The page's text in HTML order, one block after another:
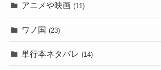
アニメや映画 (11)
ワノ国 (23)
単行本ネタバレ (14)